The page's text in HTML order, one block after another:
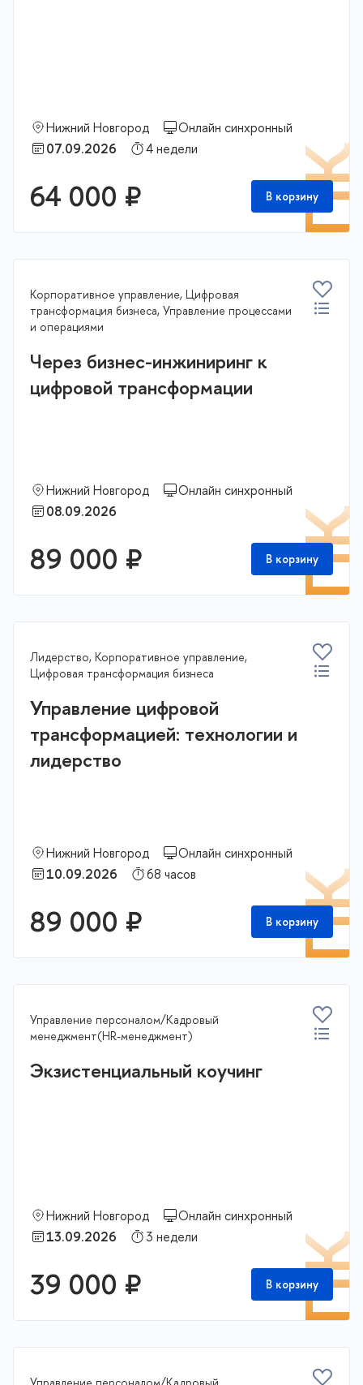
Нижний Новгород
Онлайн синхронный
07.09.2026
4 недели
64 000 ₽ В корзину
Корпоративное управление, Цифровая
трансформация бизнеса, Управление процессами
и операциями
Через бизнес-инжиниринг к
цифровой трансформации
Нижний Новгород
Онлайн синхронный
08.09.2026
89 000 ₽ В корзину
Лидерство, Корпоративное управление,
Цифровая трансформация бизнеса
Управление цифровой
трансформацией: технологии и
лидерство
Нижний Новгород
Онлайн синхронный
10.09.2026
68 часов
89 000 ₽ В корзину
Управление персоналом/Кадровый
менеджмент(HR-менеджмент)
Экзистенциальный коучинг
Нижний Новгород
Онлайн синхронный
13.09.2026
3 недели
39 000 ₽ В корзину